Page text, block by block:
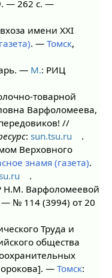
— 262 с. —
имени XXI
. — Томск,
— М.: РИЦ
товарной
Варфоломеева,
//
: sun.tsu.ru
.
Верховного
знамя (газета).
.
Н.М. Варфоломеевой
— № 114 (3994) от 20
Труда и
общества
— Томск: